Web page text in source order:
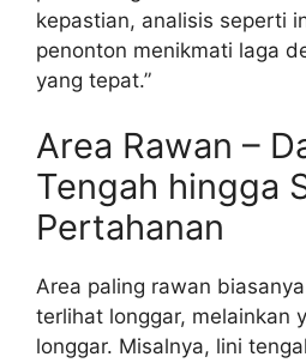
kepastian, analisis seperti
penonton menikmati laga
yang tepat.”
Area Rawan –
Tengah hingga
Pertahanan
Area paling rawan
terlihat longgar, melainkan
longgar. Misalnya, lini